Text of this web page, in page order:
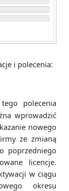
i polecenia:
polecenia
wprowadzić
nowego
ze zmianą
poprzedniego
licencje.
w ciągu
okresu